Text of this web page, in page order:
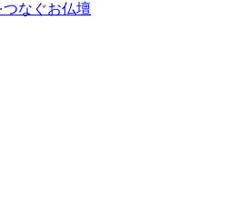
なぐお仏壇